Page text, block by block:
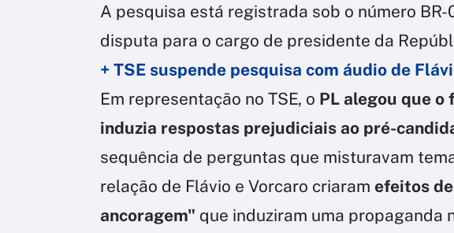
A pesquisa está registrada sob o número
disputa para o cargo de presidente da
+ TSE suspende pesquisa com áudio de
Em representação no TSE, o PL alegou que
induzia respostas prejudiciais ao pré-
sequência de perguntas que misturavam
relação de Flávio e Vorcaro criaram efeitos
ancoragem" que induziram uma propaganda